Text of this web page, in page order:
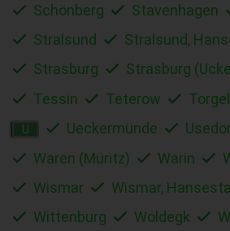
Schönberg
Stavenhagen
Stralsund
Stralsund,
Strasburg
Strasburg
Tessin Teterow
U Ueckermünde
Waren (Müritz)
Warin
Wismar
Wismar,
Wittenburg
Woldegk